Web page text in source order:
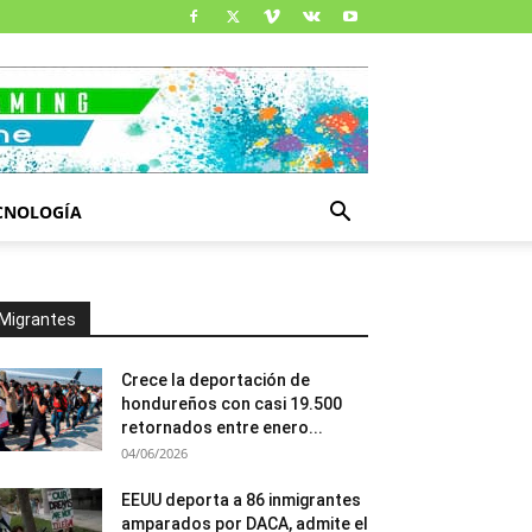
Crece la deportación de
hondureños con casi 19.500
retornados entre enero...
04/06/2026
EEUU deporta a 86 inmigrantes
amparados por DACA, admite el